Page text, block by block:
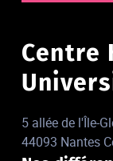
Centre
5 allée de l'Île-
44093 Nantes